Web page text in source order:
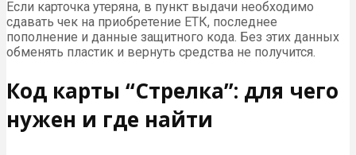
Если карточка утеряна, в пункт выдачи необходимо
сдавать чек на приобретение ЕТК, последнее
пополнение и данные защитного кода. Без этих данных
обменять пластик и вернуть средства не получится.
Код карты “Стрелка”: для чего
нужен и где найти